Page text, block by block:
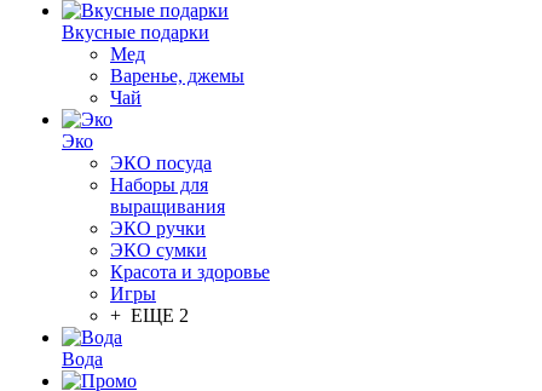
Вкусные подарки
Мед
Варенье, джемы
Чай
Эко
ЭКО посуда
Наборы для
выращивания
ЭКО ручки
ЭКО сумки
Красота и здоровье
Игры
+ ЕЩЕ 2
Вода